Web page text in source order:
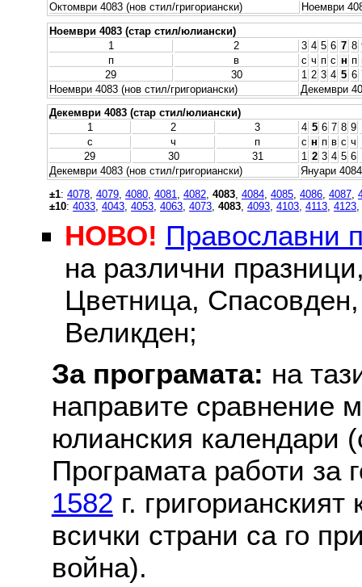
Октомври 4083 (нов стил/григориански)
Ноември
Ноември 4083 (стар стил/юлиански)
1
2 3 4 5 6 7 8
п
в с ч п с н п
29
30 1 2 3 4 5 6
Ноември 4083 (нов стил/григориански)
Декември
Декември 4083 (стар стил/юлиански)
1
2 3 4 5 6 7 8 9
с
ч п с н п в с ч
29
30 31 1 2 3 4 5 6
Декември 4083 (нов стил/григориански)
Януари
±1: 4078 4079 4080 4081 4082 4083 4084 4085 4086 4087
±10: 4033 4043 4053 4063 4073 4083 4093 4103 4113 4123
НОВО! Православни
на различни
Цветница, Спасовден,
Великден;
За програмата: на
направите сравнение
юлианския календари
Програмата работи за
1582 г.
всички страни са го
война).